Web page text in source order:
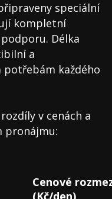
speciální
kompletní
Délka
a
každého
v cenách a
pronájmu:
Cenové